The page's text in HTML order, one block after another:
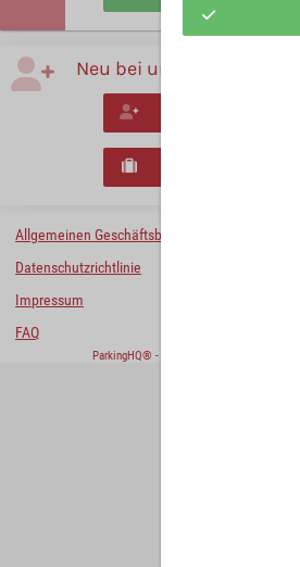
Neu bei uns?
Allgemeinen Geschäftsbedingungen
Datenschutzrichtlinie
Impressum
FAQ
ParkingHQ® - eine Lösung von